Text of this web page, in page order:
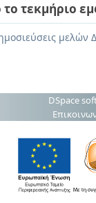
το τεκμήριο
μελών
DSpace